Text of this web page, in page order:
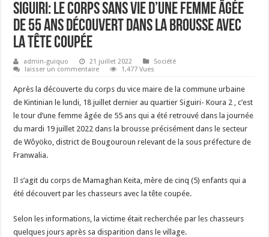
Siguiri: le corps sans vie d’une femme âgée
de 55 ans découvert dans la brousse avec
la tête coupée
admin-guiquo 21 juillet 2022
Société
laisser un commentaire
1,477 Vues
Après la découverte du corps du vice maire de la commune urbaine
de Kintinian le lundi, 18 juillet dernier au quartier Siguiri- Koura 2 , c’est
le tour d’une femme âgée de 55 ans qui a été retrouvé dans la journée
du mardi 19 juillet 2022 dans la brousse précisément dans le secteur
de Wôyöko, district de Bougouroun relevant de la sous préfecture de
Franwalia.
Il s’agit du corps de Mamaghan Keita, mère de cinq (5) enfants qui a
été découvert par les chasseurs avec la tête coupée.
Selon les informations, la victime était recherchée par les chasseurs
quelques jours après sa disparition dans le village.